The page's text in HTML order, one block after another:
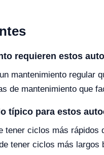
requieren estos
mantenimiento
de mantenimiento que
típico para estos
tener ciclos más
tener ciclos más largos